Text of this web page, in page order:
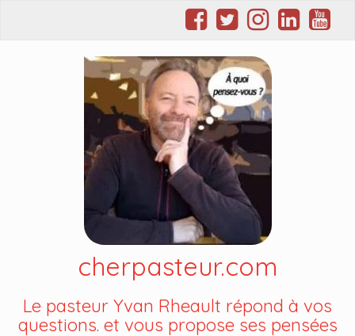
cherpasteur.com
Le pasteur Yvan Rheault répond à vos
questions. et vous propose ses pensées